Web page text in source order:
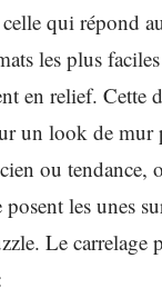
qui répond
les plus
en relief. Cette
un look de mur
ou tendance,
les unes
Le carrelage